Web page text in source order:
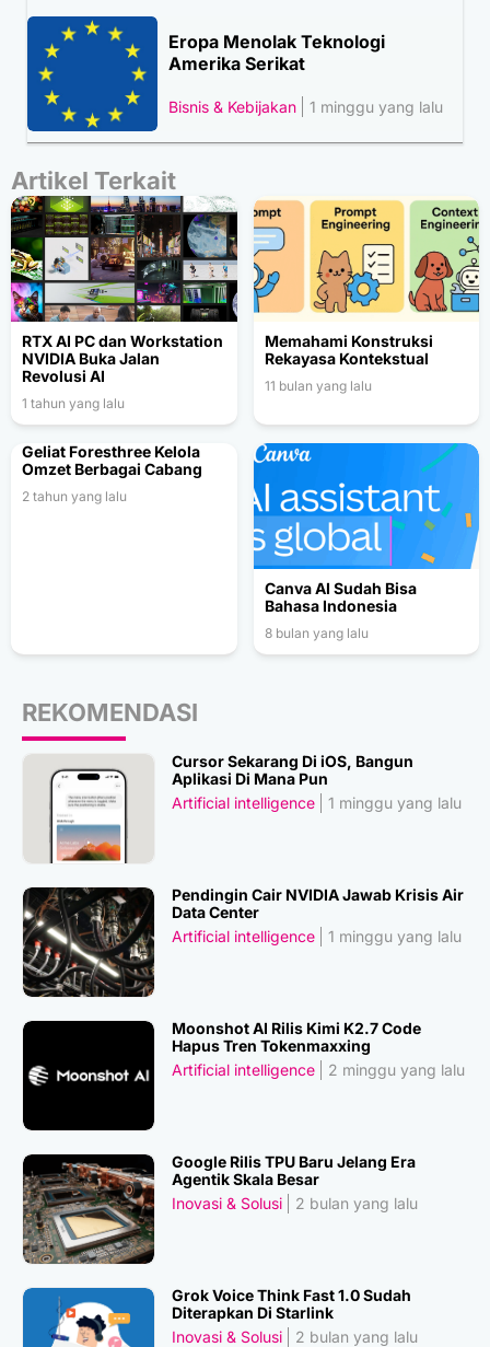
Eropa Menolak Teknologi
Amerika Serikat
Bisnis & Kebijakan 1 minggu yang lalu
Artikel Terkait
RTX AI PC dan Workstation
NVIDIA Buka Jalan
Revolusi AI
1 tahun yang lalu
Memahami Konstruksi
Rekayasa Kontekstual
11 bulan yang lalu
Geliat Foresthree Kelola
Omzet Berbagai Cabang
2 tahun yang lalu
Canva AI Sudah Bisa
Bahasa Indonesia
8 bulan yang lalu
REKOMENDASI
Cursor Sekarang Di iOS, Bangun
Aplikasi Di Mana Pun
Artificial intelligence
1 minggu yang lalu
Pendingin Cair NVIDIA Jawab Krisis Air
Data Center
Artificial intelligence
1 minggu yang lalu
Moonshot AI Rilis Kimi K2.7 Code
Hapus Tren Tokenmaxxing
Artificial intelligence
2 minggu yang lalu
Google Rilis TPU Baru Jelang Era
Agentik Skala Besar
Inovasi & Solusi
2 bulan yang lalu
Grok Voice Think Fast 1.0 Sudah
Diterapkan Di Starlink
Inovasi & Solusi
2 bulan yang lalu